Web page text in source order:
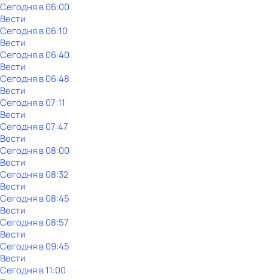
Сегодня в 06:00
Вести
Сегодня в 06:10
Вести
Сегодня в 06:40
Вести
Сегодня в 06:48
Вести
Сегодня в 07:11
Вести
Сегодня в 07:47
Вести
Сегодня в 08:00
Вести
Сегодня в 08:32
Вести
Сегодня в 08:45
Вести
Сегодня в 08:57
Вести
Сегодня в 09:45
Вести
Сегодня в 11:00